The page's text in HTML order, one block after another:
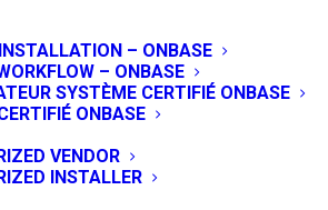
– ONBASE
– ONBASE
SYSTÈME CERTIFIÉ ONBASE
ONBASE
VENDOR
INSTALLER
OnBase 17 : Hyland
de leader ECM